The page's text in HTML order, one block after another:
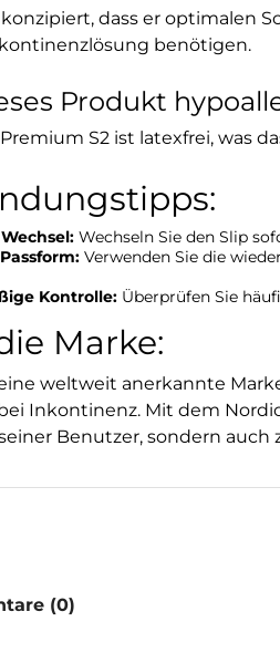
konzipiert, dass er optimalen
benötigen.
Produkt
Premium S2 ist latexfrei, was
Wechseln Sie den Slip
Verwenden Sie die
Kontrolle: Überprüfen Sie
Marke:
weltweit anerkannte
Inkontinenz. Mit dem
Benutzer, sondern
(0)